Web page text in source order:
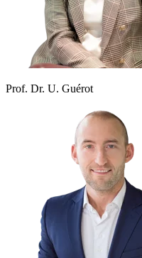
Prof. Dr. U. Guérot